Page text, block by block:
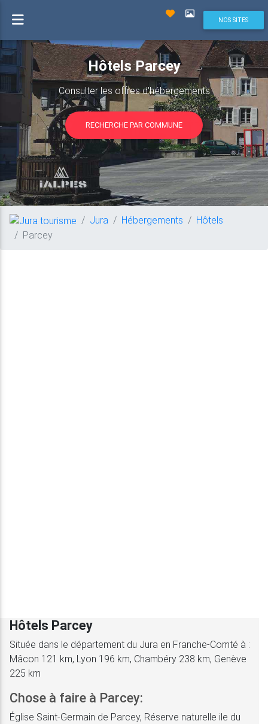
NOS SITES
Hôtels Parcey
Consulter les offres d'hébergements
RECHERCHE PAR COMMUNE
Jura Hébergements
Hôtels
Parcey
Hôtels Parcey
Située dans le département du Jura en Franche-Comté à :
Mâcon 121 km, Lyon 196 km, Chambéry 238 km, Genève
225 km
Chose à faire à Parcey:
Église Saint-Germain de Parcey, Réserve naturelle ile du